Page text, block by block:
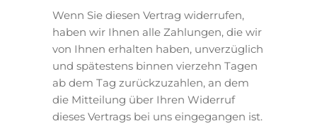
Wenn Sie diesen Vertrag widerrufen,
haben wir Ihnen alle Zahlungen, die wir
von Ihnen erhalten haben, unverzüglich
und spätestens binnen vierzehn Tagen
ab dem Tag zurückzuzahlen, an dem
die Mitteilung über Ihren Widerruf
dieses Vertrags bei uns eingegangen ist.